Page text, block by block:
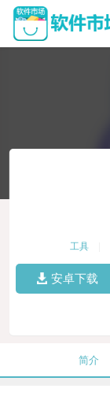
工具
安卓下载
简介